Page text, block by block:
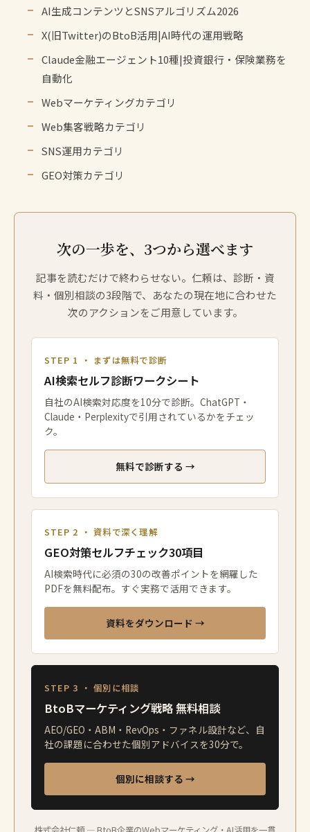
AI生成コンテンツとSNSアルゴリズム2026
X(旧Twitter)のBtoB活用|AI時代の運用戦略
Claude金融エージェント10種|投資銀行・保険業務を
自動化
Webマーケティングカテゴリ
Web集客戦略カテゴリ
SNS運用カテゴリ
GEO対策カテゴリ
次の一歩を、3つから選べます
記事を読むだけで終わらせない。仁頼は、診断・資
料・個別相談の3段階で、あなたの現在地に合わせた
次のアクションをご用意しています。
STEP 1 ・ まずは無料で診断
AI検索セルフ診断ワークシート
自社のAI検索対応度を10分で診断。ChatGPT・
Claude・Perplexityで引用されているかをチェッ
ク。
無料で診断する →
STEP 2 ・ 資料で深く理解
GEO対策セルフチェック30項目
AI検索時代に必須の30の改善ポイントを網羅した
PDFを無料配布。すぐ実務で活用できます。
資料をダウンロード →
STEP 3 ・ 個別に相談
BtoBマーケティング戦略 無料相談
AEO/GEO・ABM・RevOps・ファネル設計など、自
社の課題に合わせた個別アドバイスを30分で。
個別に相談する →